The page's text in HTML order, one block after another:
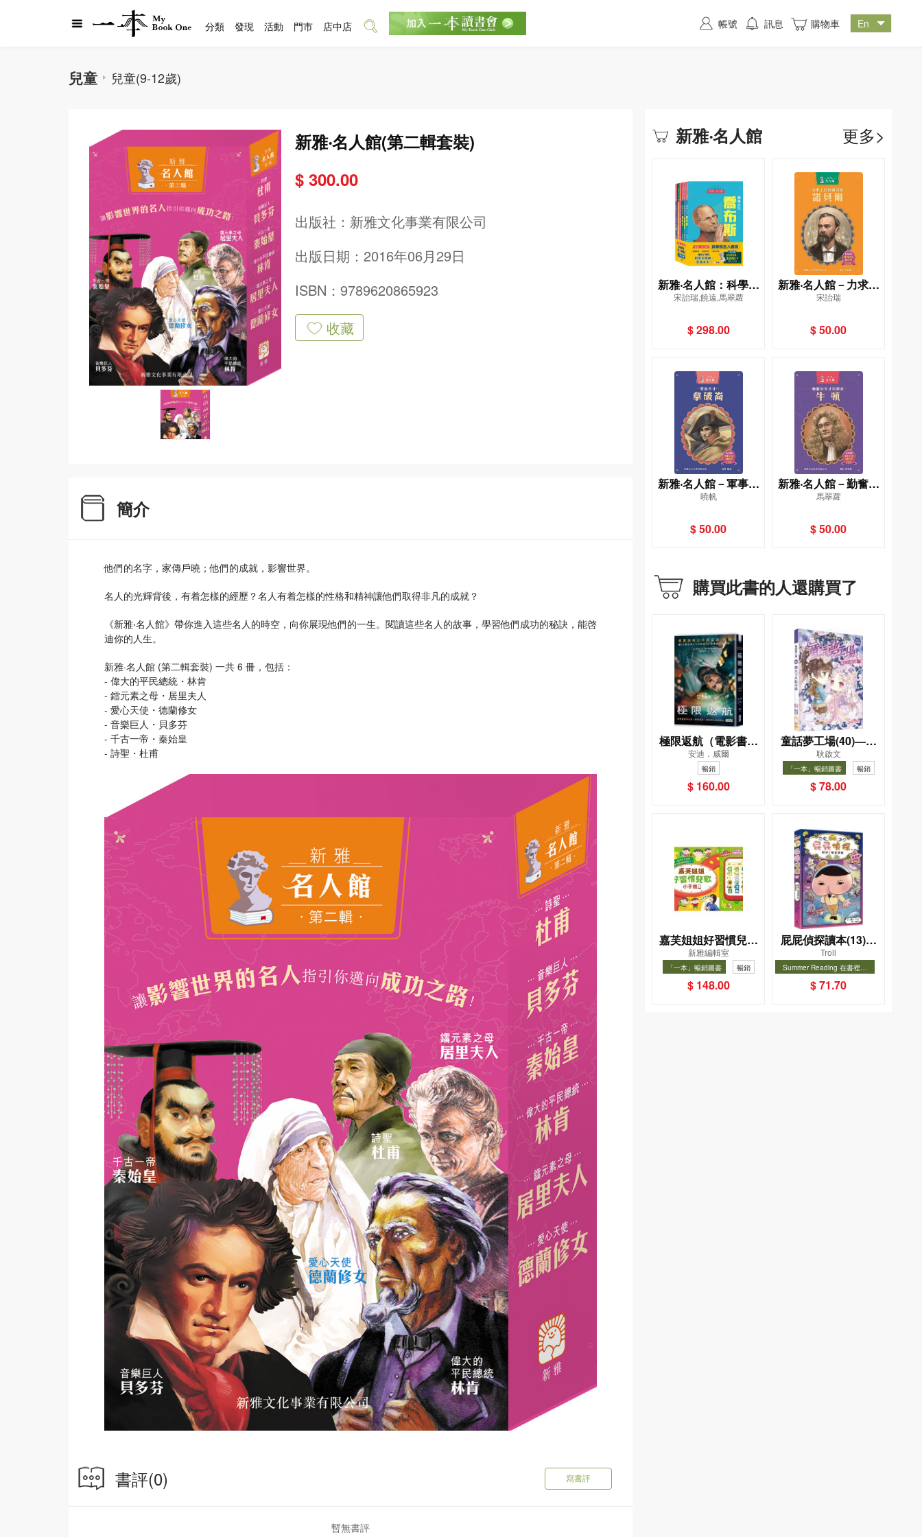
兒童 兒童(9-12歲)
新雅‧名人館(第二輯套裝)
$ 300.00
出版社： 新雅文化事業有限公司
出版日期：2016年06月29日
ISBN：9789620865923
收藏
簡介
他們的名字，家傳戶曉；他們的成就，影響世界。
名人的光輝背後，有着怎樣的經歷？名人有着怎樣的性格和精神讓他們取得非凡的成就？
《新雅‧名人館》帶你進入這些名人的時空，向你展現他們的一生。閱讀這些名人的故事，學習他們成功的秘訣，能啓
迪你的人生。
新雅·名人館 (第二輯套裝) 一共 6 冊，包括：
- 偉大的平民總統・林肯
- 鐳元素之母・居里夫人
- 愛心天使・德蘭修女
- 音樂巨人・貝多芬
- 千古一帝・秦始皇
- 詩聖・杜甫
書評(0) 寫書評
暫無書評
新雅‧名人館 更多>
新雅‧名人館：科學家
名人套裝（一套6冊）
宋詒瑞,饒遠,馬翠蘿
$ 298.00
新雅‧名人館－力求上
進的發明家・諾貝爾
宋詒瑞
$ 50.00
新雅‧名人館－軍事天
才・拿破崙
曉帆
$ 50.00
新雅‧名人館－勤奮的
天才科學家・牛頓
馬翠蘿
$ 50.00
購買此書的人還購買了
極限返航（電影書衣
典藏版）（獨家收錄
作者訪談）
安迪．威爾
暢銷
$ 160.00
童話夢工場(40)——
織女下凡結奇緣
耿啟文
「一本」暢銷圖書 暢銷
$ 78.00
嘉芙姐姐好習慣兒歌
小手機
新雅編輯室
「一本」暢銷圖書 暢銷
$ 148.00
屁屁偵探讀本(13)－
－對決！怪盜學院
（星星篇）
Troll
Summer Reading 在書裡度
選圖書67折
暢銷
$ 71.70
分類 發現 活動 門市 店中店 帳號 訊息 購物車